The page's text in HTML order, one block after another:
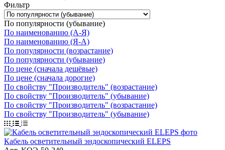
Фильтр
По популярности (убывание)
По наименованию (А-Я)
По наименованию (Я-А)
По популярности (возрастание)
По популярности (убывание)
По цене (сначала дешёвые)
По цене (сначала дорогие)
По свойству "Производитель" (возрастание)
По свойству "Производитель" (убывание)
По свойству "Производитель" (возрастание)
По свойству "Производитель" (убывание)
Кабель осветительный эндоскопический ELEPS